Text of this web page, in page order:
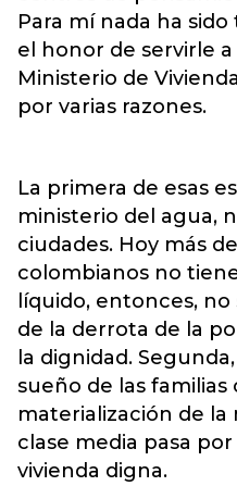
Para mí nada ha
el honor de servirle a
Ministerio de
por varias razones.
La primera de esas
ministerio del agua,
ciudades. Hoy más
colombianos no
líquido, entonces,
de la derrota de la
la dignidad.
sueño de las familias
materialización de la
clase media pasa
vivienda digna.